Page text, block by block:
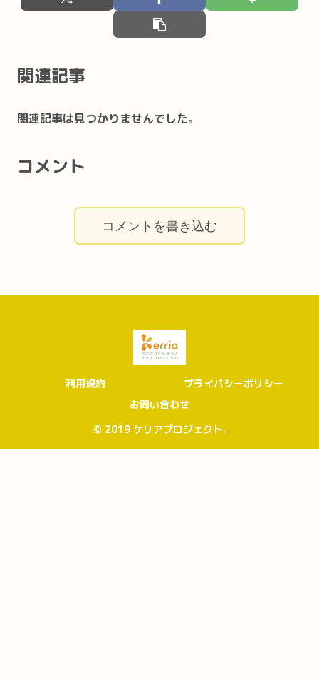
関連記事
関連記事は見つかりませんでした。
コメント
コメントを書き込む
利用規約
プライバシーポリシー
お問い合わせ
© 2019 ケリアプロジェクト.